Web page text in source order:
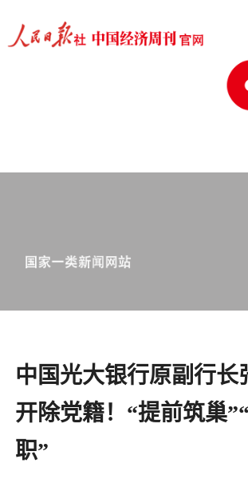
中国光大银行原副行长
开除党籍！“提前筑巢
职”